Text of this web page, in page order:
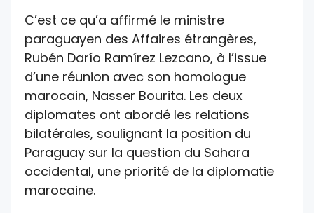
C’est ce qu’a affirmé le ministre
paraguayen des Affaires étrangères,
Rubén Darío Ramírez Lezcano, à l’issue
d’une réunion avec son homologue
marocain, Nasser Bourita. Les deux
diplomates ont abordé les relations
bilatérales, soulignant la position du
Paraguay sur la question du Sahara
occidental, une priorité de la diplomatie
marocaine.